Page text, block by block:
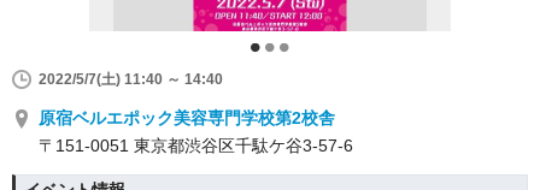
2022/5/7(土) 11:40 ～ 14:40
原宿ベルエポック美容専門学校第2校舎
〒151-0051 東京都渋谷区千駄ケ谷3-57-6